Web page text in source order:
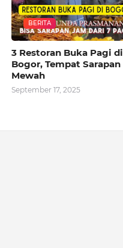
BERITA
3 Restoran Buka Pagi di
Bogor, Tempat Sarapan
Mewah
September 17, 2025